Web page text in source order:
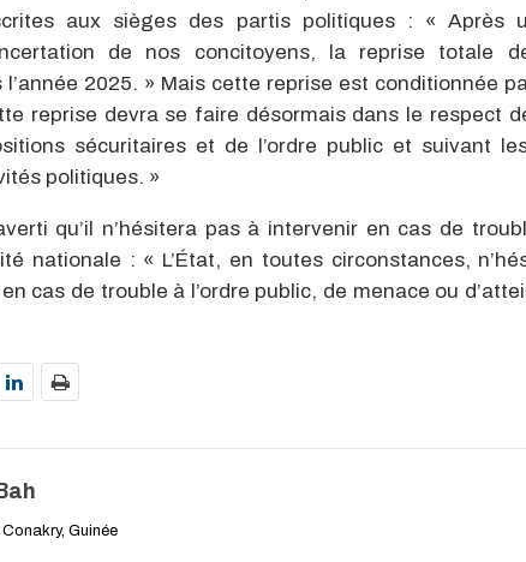
aux sièges des partis politiques : « Après
de nos concitoyens, la reprise totale
2025. » Mais cette reprise est conditionnée
reprise devra se faire désormais dans le respect
sécuritaires et de l’ordre public et suivant
politiques. »
qu’il n’hésitera pas à intervenir en cas de
nationale : « L’État, en toutes circonstances,
cas de trouble à l’ordre public, de menace ou
Guinée